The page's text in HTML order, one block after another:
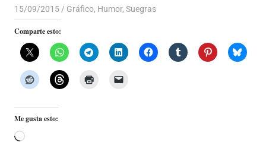
15/09/2015 Luis Castellanos
Gráfico, Humor, Suegras
Comparte esto:
Me gusta esto:
Cargando...